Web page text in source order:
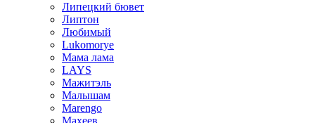
Липецкий бювет
Липтон
Любимый
Lukomorye
Мама лама
LAYS
Мажитэль
Малышам
Marengo
Махеев